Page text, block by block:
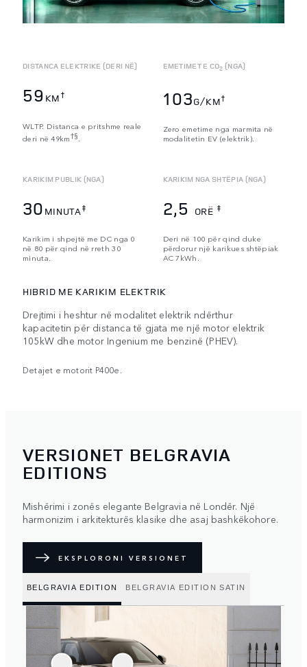
DISTANCA ELEKTRIKE (DERI NË)
59 KM †
WLTP. Distanca e pritshme reale
deri në 49km†§
EMETIMET E CO2 (NGA)
103G/KM†
Zero emetime nga marmita në
modalitetin EV (elektrik).
KARIKIM PUBLIK (NGA)
30 MINUTA‡
Karikim i shpejtë me DC nga 0
në 80 për qind në rreth 30
minuta.
KARIKIM NGA SHTËPIA (NGA)
2,5 ORË ‡
Deri në 100 për qind duke
përdorur një karikues shtëpiak
AC 7kWh.
HIBRID ME KARIKIM ELEKTRIK
Drejtimi i heshtur në modalitet elektrik ndërthur
kapacitetin për distanca të gjata me një motor elektrik
105kW dhe motor Ingenium me benzinë (PHEV).
Detajet e motorit P400e.
VERSIONET BELGRAVIA
EDITIONS
Mishërimi i zonës elegante Belgravia në Londër. Një
harmonizim i arkitekturës klasike dhe asaj bashkëkohore.
EKSPLORONI VERSIONET
BELGRAVIA EDITION BELGRAVIA EDITION SATIN